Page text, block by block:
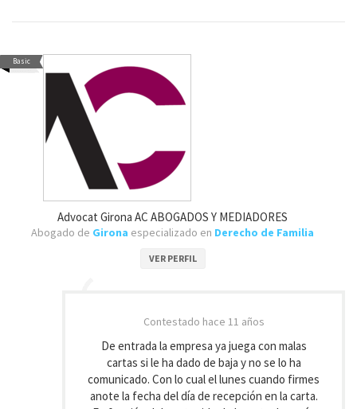
Basic
Advocat Girona AC ABOGADOS Y MEDIADORES
Abogado de Girona especializado en Derecho de Familia
VER PERFIL
Contestado hace 11 años
De entrada la empresa ya juega con malas
cartas si le ha dado de baja y no se lo ha
comunicado. Con lo cual el lunes cuando firmes
anote la fecha del día de recepción en la carta.